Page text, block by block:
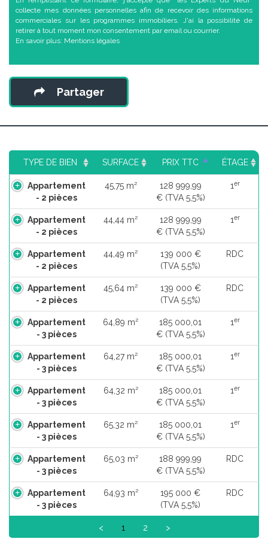
collecte mes données personnelles afin de recevoir des informations
commerciales sur les programmes immobiliers. J'ai la possibilité de
retirer à tout moment mon consentement par email ou courrier.
En savoir plus: Mentions légales
Partager
TYPE DE BIEN SURFACE PRIX TTC ÉTAGE
Appartement
- 2 pièces
45,75 m²
128 999,99
€ (TVA 5,5%)
1er
Appartement
- 2 pièces
44,44 m²
128 999,99
€ (TVA 5,5%)
1er
Appartement
- 2 pièces
44,49 m²
139 000 €
(TVA 5,5%)
RDC
Appartement
- 2 pièces
45,64 m²
139 000 €
(TVA 5,5%)
RDC
Appartement
- 3 pièces
64,89 m²
185 000,01
€ (TVA 5,5%)
1er
Appartement
- 3 pièces
64,27 m²
185 000,01
€ (TVA 5,5%)
1er
Appartement
- 3 pièces
64,32 m²
185 000,01
€ (TVA 5,5%)
1er
Appartement
- 3 pièces
65,32 m²
185 000,01
€ (TVA 5,5%)
1er
Appartement
- 3 pièces
65,03 m²
188 999,99
€ (TVA 5,5%)
RDC
Appartement
- 3 pièces
64,93 m²
195 000 €
(TVA 5,5%)
RDC
< 1 2 >